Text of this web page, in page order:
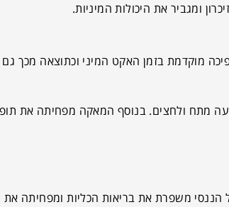
ומגביר את היכולות המיניות.
מוקדמת בזמן האקט המיני וכתוצאה מכך גם
מתח ולחצים. בנוסף המאקה מפחיתה את
משפרת את בריאות הכליות ומפחיתה את